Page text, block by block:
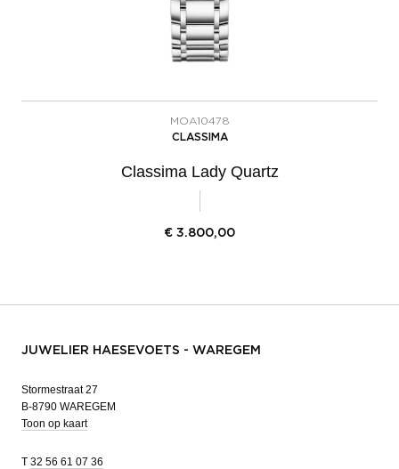
MOA10478
CLASSIMA
Classima Lady Quartz
€ 3.800,00
JUWELIER HAESEVOETS - WAREGEM
Stormestraat 27
B-8790 WAREGEM
Toon op kaart
T 32 56 61 07 36